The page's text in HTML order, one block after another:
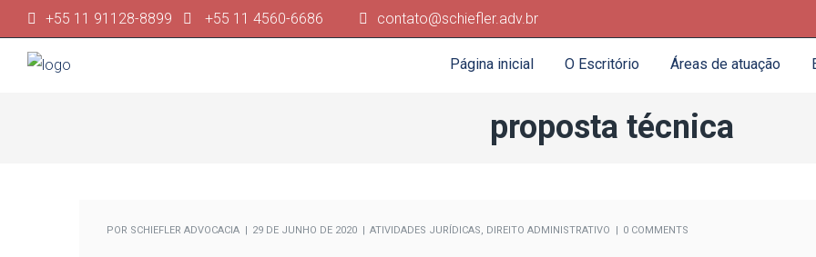
+55 11 91128-8899 +55 11 4560-6686 contato@schiefler.adv.br
Página inicial O Escritório Áreas de atuação
proposta técnica
POR SCHIEFLER ADVOCACIA 29 DE JUNHO DE 2020 ATIVIDADES JURÍDICAS, DIREITO ADMINISTRATIVO 0 COMMENTS